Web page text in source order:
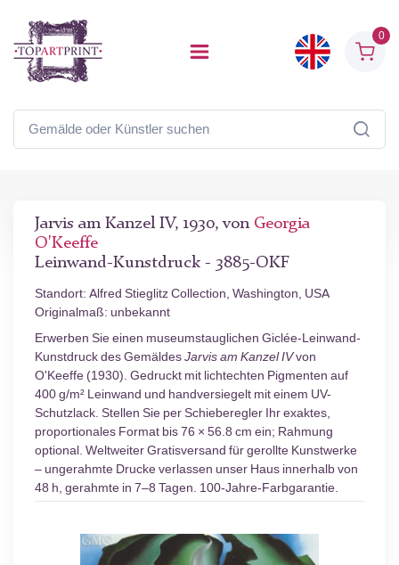
0
Jarvis am Kanzel IV, 1930, von Georgia
O'Keeffe
Leinwand-Kunstdruck - 3885-OKF
Standort: Alfred Stieglitz Collection, Washington, USA
Originalmaß: unbekannt
Erwerben Sie einen museumstauglichen Giclée-Leinwand-
Kunstdruck des GemäldesJarvis am Kanzel IVvon
O'Keeffe (1930). Gedruckt mit lichtechten Pigmenten auf
400 g/m² Leinwand und handversiegelt mit einem UV-
Schutzlack. Stellen Sie per Schieberegler Ihr exaktes,
proportionales Format bis 76 × 56.8 cm ein; Rahmung
optional. Weltweiter Gratisversand für gerollte Kunstwerke
– ungerahmte Drucke verlassen unser Haus innerhalb von
48 h, gerahmte in 7–8 Tagen. 100-Jahre-Farbgarantie.